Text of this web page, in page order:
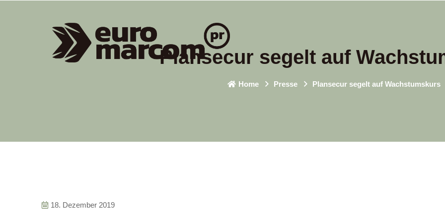
Plansecur segelt auf
Home Presse Plansecur segelt auf Wachstumskurs
18. Dezember 2019